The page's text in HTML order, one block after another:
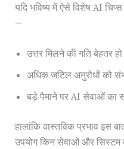
यदि भविष्य में ऐसे विशेष AI
—
उत्तर मिलने की गति बेहतर
अधिक जटिल अनुरोधों को
बड़े पैमाने पर AI सेवाओं का
हालांकि वास्तविक प्रभाव इस
उपयोग किन सेवाओं और सिस्टम